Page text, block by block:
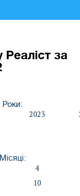
Реаліст за
Роки:
2023
Місяці:
4
10